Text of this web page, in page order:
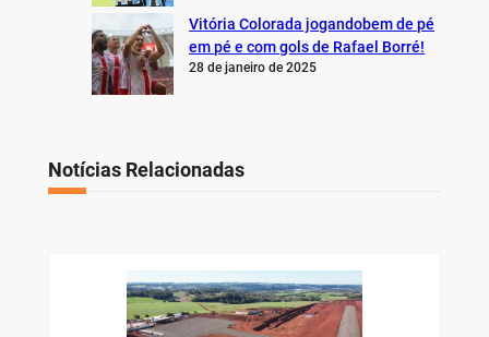
Vitória Colorada jogandobem de pé
em pé e com gols de Rafael Borré!
28 de janeiro de 2025
Notícias Relacionadas